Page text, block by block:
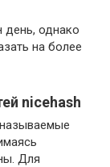
день, однако
на более
nicehash
Для